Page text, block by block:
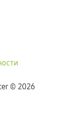
© 2026